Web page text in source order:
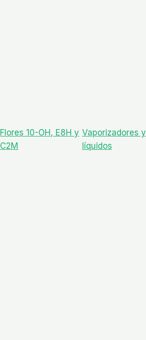
Flores 10-OH, E8H y
C2M
Vaporizadores y
líquidos